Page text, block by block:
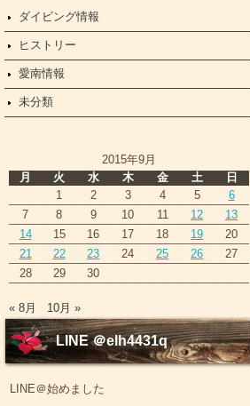
ダイビング情報
ヒストリー
愛南情報
未分類
2015年9月
月
火 水 木 金 土
日
1
2 3 4 5
6
7
8 9 10 11 12
13
14
15 16 17 18 19
20
21
22 23 24 25 26
27
28
29 30
« 8月 10月 »
LINE ＠elh4431q
LINE＠始めました